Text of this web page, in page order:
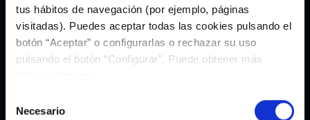
tus hábitos de navegación (por ejemplo, páginas
visitadas). Puedes aceptar todas las cookies pulsando el
botón “Aceptar” o configurarlas o rechazar su uso
pulsando el botón “Configurar”. Puede obtener más
Necesario